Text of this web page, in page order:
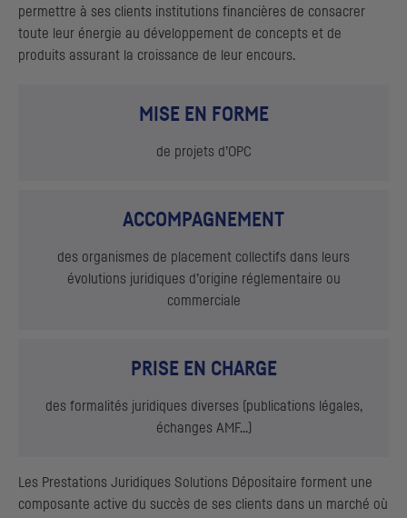
permettre à ses clients institutions financières de consacrer
toute leur énergie au développement de concepts et de
produits assurant la croissance de leur encours.
MISE EN FORME
de projets d’OPC
ACCOMPAGNEMENT
des organismes de placement collectifs dans leurs
évolutions juridiques d’origine réglementaire ou
commerciale
PRISE EN CHARGE
des formalités juridiques diverses (publications légales,
échanges AMF…)
Les Prestations Juridiques Solutions Dépositaire forment une
composante active du succès de ses clients dans un marché où